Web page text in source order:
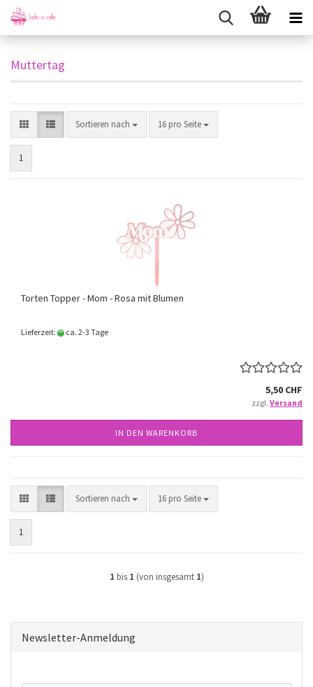
Muttertag
Sortieren nach
Sortieren nach 16 pro Seite
pro Seite
1
Torten Topper - Mom - Rosa mit Blumen
Lieferzeit: ca. 2-3 Tage
5,50 CHF
zzgl. Versand
IN DEN WARENKORB
Sortieren nach
Sortieren nach 16 pro Seite
pro Seite
1
1 bis 1 (von insgesamt 1)
Newsletter-Anmeldung